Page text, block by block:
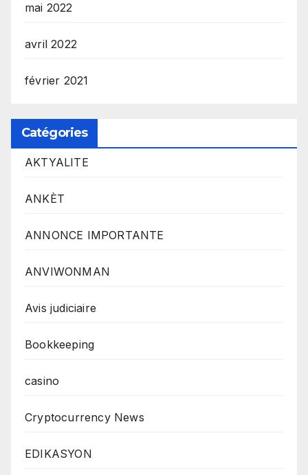
mai 2022
avril 2022
février 2021
Catégories
AKTYALITE
ANKÈT
ANNONCE IMPORTANTE
ANVIWONMAN
Avis judiciaire
Bookkeeping
casino
Cryptocurrency News
EDIKASYON